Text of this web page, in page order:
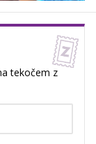
tekočem z